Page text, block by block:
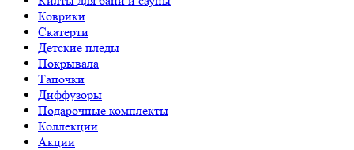
Коврики
Скатерти
Детские пледы
Покрывала
Тапочки
Диффузоры
Подарочные комплекты
Коллекции
Акции